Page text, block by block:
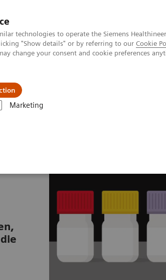
technologies to operate the Siemens
"Show details" or by referring to our Cookie
change your consent and cookie preferences
Marketing
Über uns